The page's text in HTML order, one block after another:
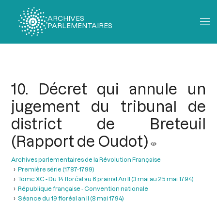
ARCHIVES
PARLEMENTAIRES
10. Décret qui annule un
jugement du tribunal de
district de Breteuil
(Rapport de Oudot)
Archives parlementaires de la Révolution Française
Première série (1787-1799)
Tome XC - Du 14 floréal au 6 prairial An II (3 mai au 25 mai 1794)
République française - Convention nationale
Séance du 19 floréal an II (8 mai 1794)